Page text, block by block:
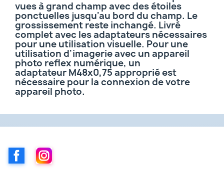
vues à grand champ avec des étoiles
ponctuelles jusqu'au bord du champ. Le
grossissement reste inchangé. Livré
complet avec les adaptateurs nécessaires
pour une utilisation visuelle. Pour une
utilisation d'imagerie avec un appareil
photo reflex numérique, un
adaptateur M48x0,75 approprié est
nécessaire pour la connexion de votre
appareil photo.
FacebookInstagram